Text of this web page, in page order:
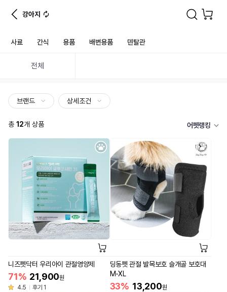
강아지
사료 간식 용품 배변용품 덴탈관
전체
브랜드 상세조건
총 12개 상품 어펫랭킹
니즈펫닥터 우리아이 관절영양제
71% 21,900원
4.5
후기 1
딩동펫 관절 발목보호 슬개골 보호대
M-XL
33% 13,200원